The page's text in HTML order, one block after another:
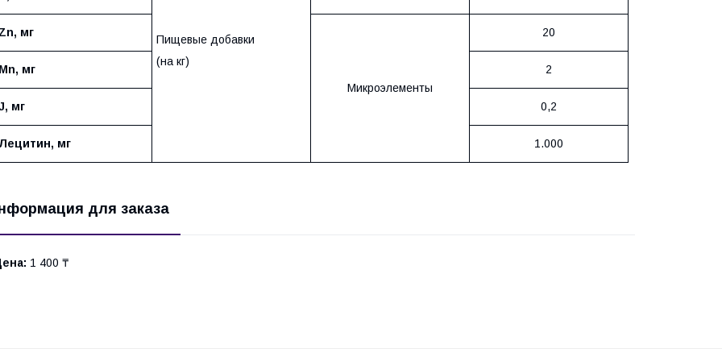
Пищевые добавки
(на кг)
, мг
Микроэлементы
20
, мг 2
, мг 0,2
мг 1.000
для заказа
1 400 ₸